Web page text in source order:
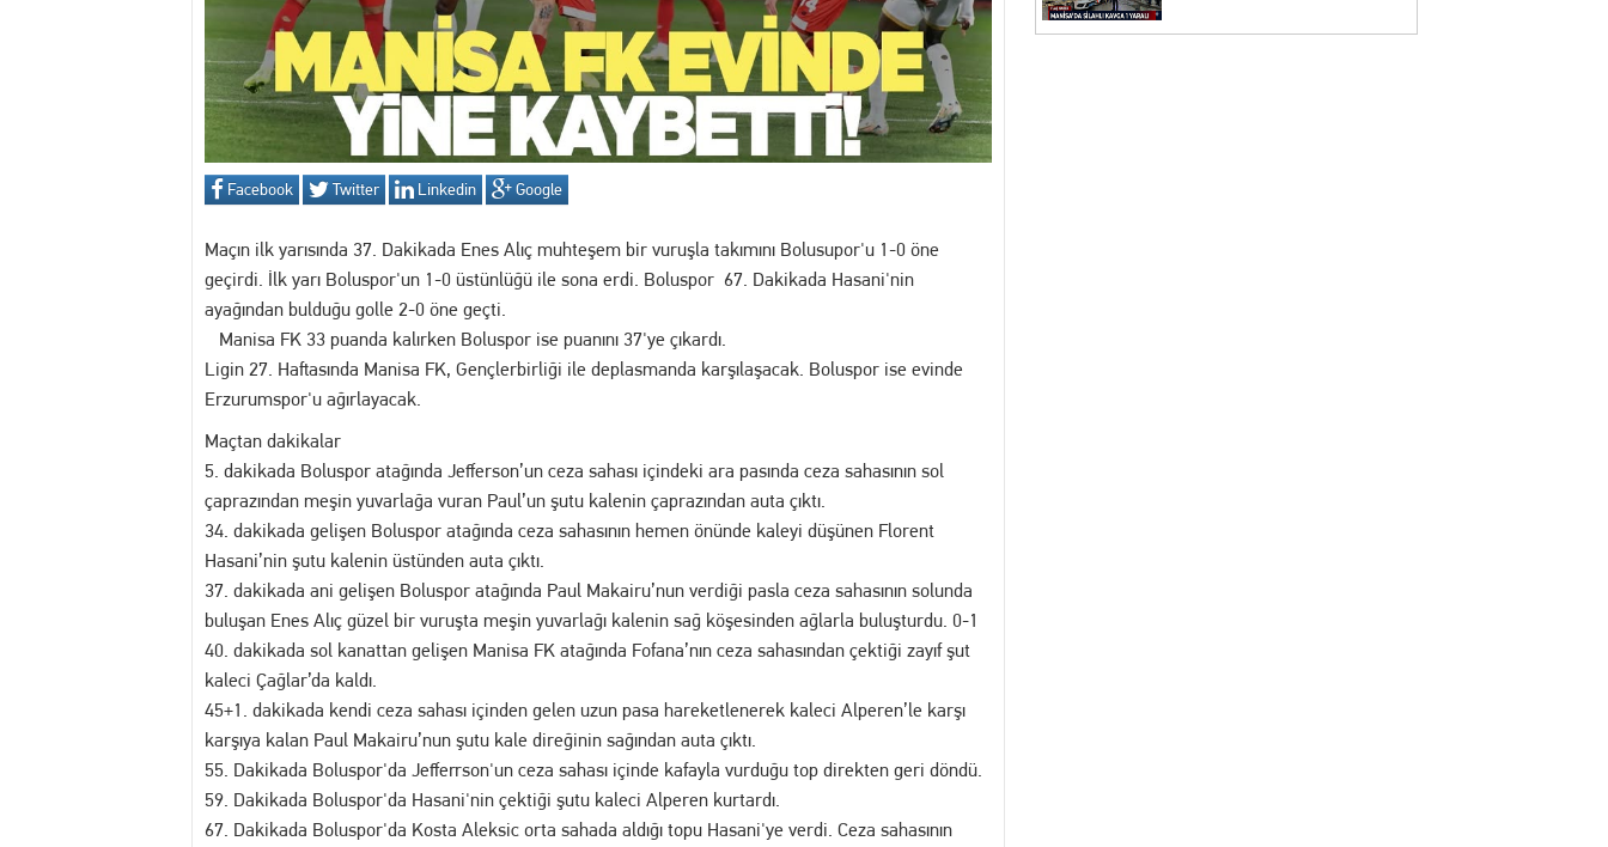
12:54 Manisa’da Hareketli Dakikalar: İhbar Üzerine Sevk Edilen Ekipler Uykuda Buldu
14:16 Yuntdağı’nı Keşfeden "Akıl Hocası": Fatih Köse Ne İstiyor?
13:20 Turgutlu'da hakkında 7 yakalama emri bulunan dolandırıcılık şüphelisi serbest bırakıldı
13:02 Akademi Manisa’da Eğitimler Başlıyor
Facebook Twitter Linkedin Google
Maçın ilk yarısında 37. Dakikada Enes Alıç muhteşem bir vuruşla takımını Bolusupor'u 1-0 öne
geçirdi. İlk yarı Boluspor'un 1-0 üstünlüğü ile sona erdi. Boluspor 67. Dakikada Hasani'nin
ayağından bulduğu golle 2-0 öne geçti.
Manisa FK 33 puanda kalırken Boluspor ise puanını 37'ye çıkardı.
Ligin 27. Haftasında Manisa FK, Gençlerbirliği ile deplasmanda karşılaşacak. Boluspor ise evinde
Erzurumspor'u ağırlayacak.
Maçtan dakikalar
5. dakikada Boluspor atağında Jefferson’un ceza sahası içindeki ara pasında ceza sahasının sol
çaprazından meşin yuvarlağa vuran Paul’un şutu kalenin çaprazından auta çıktı.
34. dakikada gelişen Boluspor atağında ceza sahasının hemen önünde kaleyi düşünen Florent
Hasani’nin şutu kalenin üstünden auta çıktı.
37. dakikada ani gelişen Boluspor atağında Paul Makairu’nun verdiği pasla ceza sahasının solunda
buluşan Enes Alıç güzel bir vuruşta meşin yuvarlağı kalenin sağ köşesinden ağlarla buluşturdu. 0-1
40. dakikada sol kanattan gelişen Manisa FK atağında Fofana’nın ceza sahasından çektiği zayıf şut
kaleci Çağlar’da kaldı.
45+1. dakikada kendi ceza sahası içinden gelen uzun pasa hareketlenerek kaleci Alperen’le karşı
karşıya kalan Paul Makairu’nun şutu kale direğinin sağından auta çıktı.
55. Dakikada Boluspor'da Jefferrson'un ceza sahası içinde kafayla vurduğu top direkten geri döndü.
59. Dakikada Boluspor'da Hasani'nin çektiği şutu kaleci Alperen kurtardı.
67. Dakikada Boluspor'da Kosta Aleksic orta sahada aldığı topu Hasani'ye verdi. Ceza sahasının